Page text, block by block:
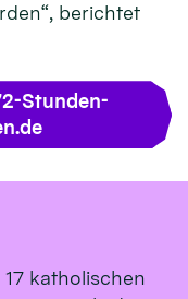
berichtet
Stunden-
katholischen